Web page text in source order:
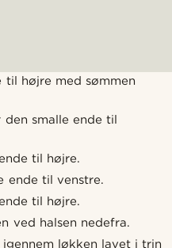
til højre med sømmen
smalle ende til
til højre.
ende til venstre.
til højre.
ved halsen nedefra.
løkken lavet i trin